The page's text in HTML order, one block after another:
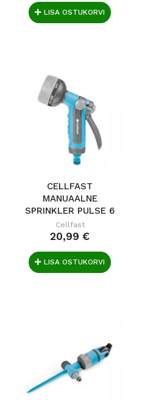
LISA OSTUKORVI
CELLFAST
MANUAALNE
SPRINKLER PULSE 6
IDEAL
Cellfast
20,99 €
LISA OSTUKORVI